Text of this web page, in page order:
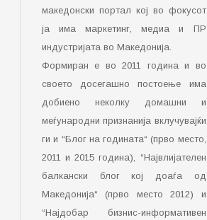
македонски портал кој во фокусот
ја има маркетинг, медиа и ПР
индустријата во Македонија.
Формиран е во 2011 година и во
своето досегашно постоење има
добиено неколку домашни и
меѓународни признанија вклучувајќи
ги и “Блог на годината“ (прво место,
2011 и 2015 година), “Највлијателен
балкански блог кој доаѓа од
Македонија“ (прво место 2012) и
“Најдобар бизнис-информативен